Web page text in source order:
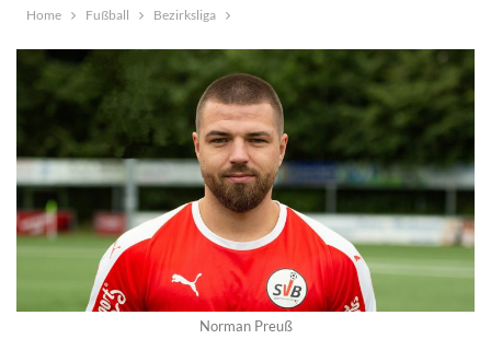
Home
Fußball Bezirksliga
Norman Preuß